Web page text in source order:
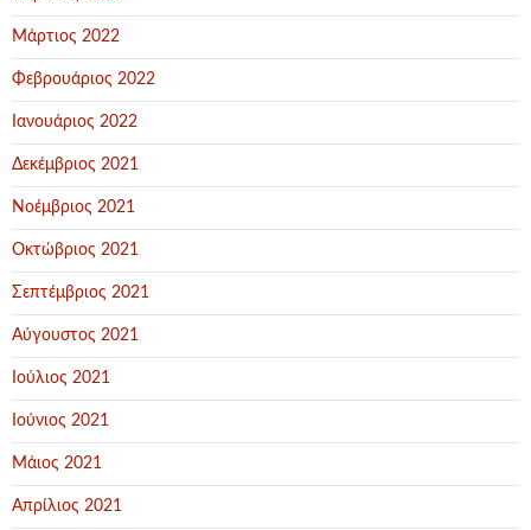
Μάρτιος 2022
Φεβρουάριος 2022
Ιανουάριος 2022
Δεκέμβριος 2021
Νοέμβριος 2021
Οκτώβριος 2021
Σεπτέμβριος 2021
Αύγουστος 2021
Ιούλιος 2021
Ιούνιος 2021
Μάιος 2021
Απρίλιος 2021